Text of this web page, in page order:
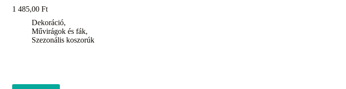
1 485,00Ft
Dekoráció,
Művirágok és fák,
Szezonális koszorúk